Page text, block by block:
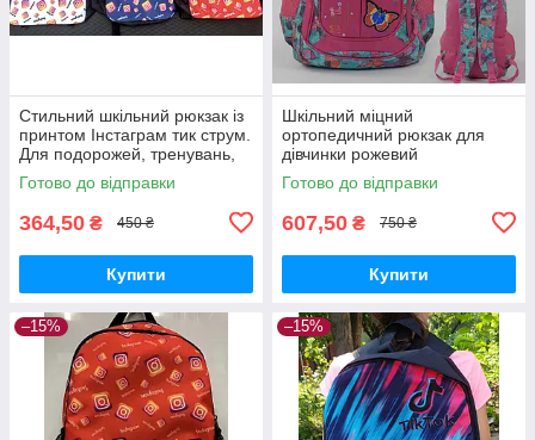
Стильний шкільний рюкзак із
принтом Інстаграм тик струм.
Для подорожей, тренувань,
навчання
Готово до відправки
364,50 ₴ 450 ₴
Купити
Шкільний міцний
ортопедичний рюкзак для
дівчинки рожевий
Готово до відправки
607,50 ₴ 750 ₴
Купити
–15% –15%